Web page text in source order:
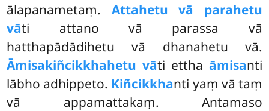
ālapanametaṃ. Attahetu vā parahetu
vāti attano vā parassa vā
hatthapādādihetu vā dhanahetu vā.
Āmisakiñcikkhahetu vāti ettha āmisanti
lābho adhippeto. Kiñcikkhanti yaṃ vā taṃ
vā appamattakaṃ. Antamaso